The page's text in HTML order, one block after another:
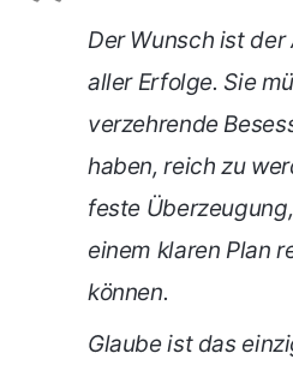
Der Wunsch ist
aller Erfolge. Sie
verzehrende
haben, reich zu
feste
einem klaren Plan
können.
Glaube ist das